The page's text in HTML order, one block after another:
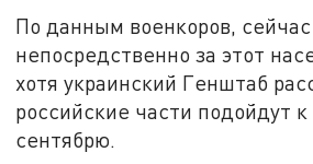
По данным военкоров,
непосредственно за этот
хотя украинский Генштаб
российские части подойдут
сентябрю.